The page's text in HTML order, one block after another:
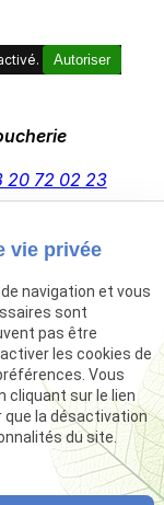
Autoriser
20 72 02 23
vie privée
navigation et vous
sont
pas être
les cookies de
Vous
cliquant sur le lien
que la désactivation
du site.